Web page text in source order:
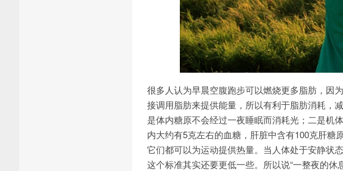
很多人认为早晨空腹跑步可以燃烧更多脂肪，因
接调用脂肪来提供能量，所以有利于脂肪消耗，
是体内糖原不会经过一夜睡眠而消耗光；二是机
内大约有5克左右的血糖，肝脏中含有100克肝糖
它们都可以为运动提供热量。当人体处于安静状
这个标准其实还要更低一些。所以说“一整夜的